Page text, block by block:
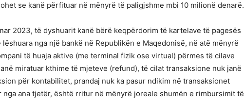
se kanë përfituar në mënyrë të paligjshme mbi 10 milionë denarë.
2023, të dyshuarit kanë bërë keqpërdorim të kartelave të pagesës
nga një bankë në Republikën e Maqedonisë, në atë mënyrë
të huaja aktive (me terminal fizik ose virtual) përmes të cilave
miratuar kthime të mjeteve (refund), të cilat transaksione nuk janë
për kontabilitet, prandaj nuk ka pasur ndikim në transaksionet
ana tjetër, është rritur në mënyrë joreale shumën e rimbursimit të